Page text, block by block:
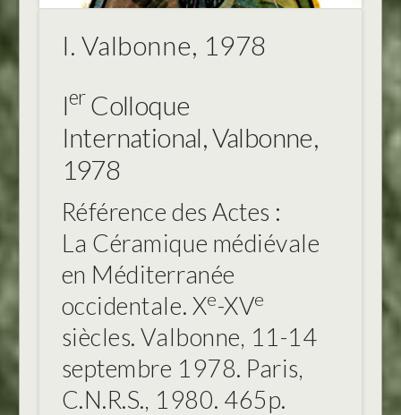
I. Valbonne, 1978
IerColloque
International, Valbonne,
1978
Référence des Actes :
La Céramique médiévale
en Méditerranée
occidentale. Xe-XVe
siècles. Valbonne, 11-14
septembre 1978. Paris,
C.N.R.S., 1980. 465p.